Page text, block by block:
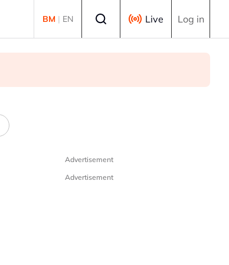
BM | EN Live Log in
Advertisement
Advertisement